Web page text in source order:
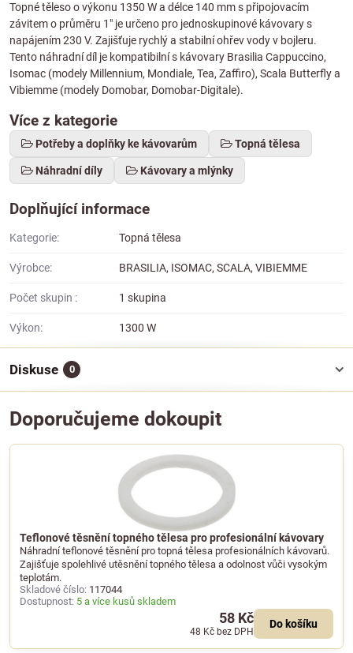
Topné těleso o výkonu 1350 W a délce 140 mm s připojovacím
závitem o průměru 1" je určeno pro jednoskupinové kávovary s
napájením 230 V. Zajišťuje rychlý a stabilní ohřev vody v bojleru.
Tento náhradní díl je kompatibilní s kávovary Brasilia Cappuccino,
Isomac (modely Millennium, Mondiale, Tea, Zaffiro), Scala Butterfly a
Vibiemme (modely Domobar, Domobar-Digitale).
Více z kategorie
Potřeby a doplňky ke kávovarům Topná tělesa
Náhradní díly Kávovary a mlýnky
Doplňující informace
Kategorie: Topná tělesa
Výrobce: BRASILIA, ISOMAC, SCALA, VIBIEMME
Počet skupin : 1 skupina
Výkon: 1300 W
Diskuse 0
Doporučujeme dokoupit
Teflonové těsnění topného tělesa pro profesionální kávovary
Náhradní teflonové těsnění pro topná tělesa profesionálních kávovarů.
Zajišťuje spolehlivé utěsnění topného tělesa a odolnost vůči vysokým
teplotám.
Skladové číslo: 117044
Dostupnost: 5 a více kusů skladem
58 Kč
48 Kč bez DPH
Do košíku